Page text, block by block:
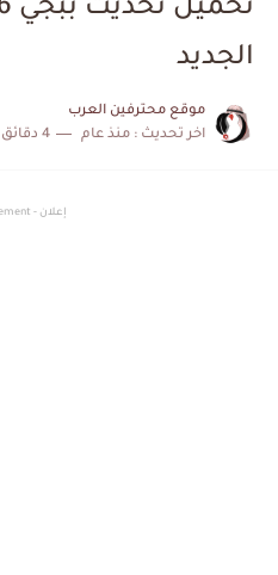
الجديد
موقع محترفين العرب
اخر تحديث : منذ عام 4 دقائق للقراءة
إعلان - Advertisement